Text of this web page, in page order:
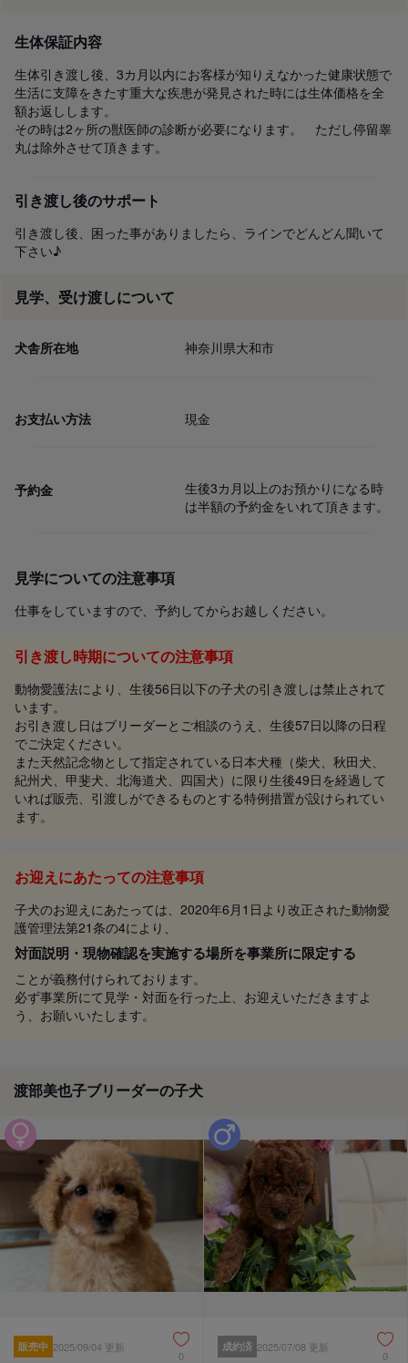
生体保証内容
生体引き渡し後、3カ月以内にお客様が知りえなかった健康状態で
生活に支障をきたす重大な疾患が発見された時には生体価格を全
額お返しします。
その時は2ヶ所の獣医師の診断が必要になります。　ただし停留睾
丸は除外させて頂きます。
引き渡し後のサポート
引き渡し後、困った事がありましたら、ラインでどんどん聞いて
下さい♪
見学、受け渡しについて
犬舎所在地 神奈川県大和市
お支払い方法 現金
予約金
生後3カ月以上のお預かりになる時
は半額の予約金をいれて頂きます。
見学についての注意事項
仕事をしていますので、予約してからお越しください。
引き渡し時期についての注意事項
動物愛護法により、生後56日以下の子犬の引き渡しは禁止されて
います。
お引き渡し日はブリーダーとご相談のうえ、生後57日以降の日程
でご決定ください。
また天然記念物として指定されている日本犬種（柴犬、秋田犬、
紀州犬、甲斐犬、北海道犬、四国犬）に限り生後49日を経過して
いれば販売、引渡しができるものとする特例措置が設けられてい
ます。
お迎えにあたっての注意事項
子犬のお迎えにあたっては、2020年6月1日より改正された動物愛
護管理法第21条の4により、
対面説明・現物確認を実施する場所を事業所に限定する
ことが義務付けられております。
必ず事業所にて見学・対面を行った上、お迎えいただきますよ
う、お願いいたします。
渡部美也子ブリーダーの子犬
販売中 2025/09/04 更新
0
成約済 2025/07/08 更新
0